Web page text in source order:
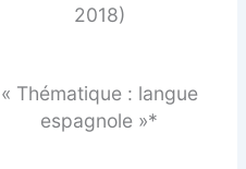
2018)
« Thématique : langue
espagnole »*